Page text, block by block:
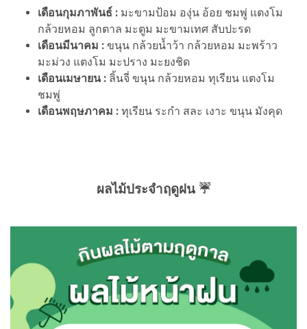
เดือนกุมภาพันธ์ : มะขามป้อม องุ่น อ้อย ชมพู่ แตงโม
กล้วยหอม ลูกตาล มะตูม มะขามเทศ สับปะรด
เดือนมีนาคม : ขนุน กล้วยน้ำว้า กล้วยหอม มะพร้าว
มะม่วง แตงโม มะปราง มะยงชิด
เดือนเมษายน : ลิ้นจี่ ขนุน กล้วยหอม ทุเรียน แตงโม
ชมพู่
เดือนพฤษภาคม : ทุเรียน ระกำ สละ เงาะ ขนุน มังคุด
ผลไม้ประจำฤดูฝน ☔